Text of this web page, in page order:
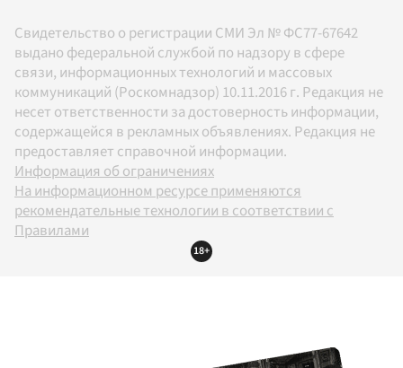
Свидетельство о регистрации СМИ Эл № ФС77-67642
выдано федеральной службой по надзору в сфере
связи, информационных технологий и массовых
коммуникаций (Роскомнадзор) 10.11.2016 г. Редакция не
несет ответственности за достоверность информации,
содержащейся в рекламных объявлениях. Редакция не
предоставляет справочной информации.
Информация об ограничениях
На информационном ресурсе применяются
рекомендательные технологии в соответствии с
Правилами
18+